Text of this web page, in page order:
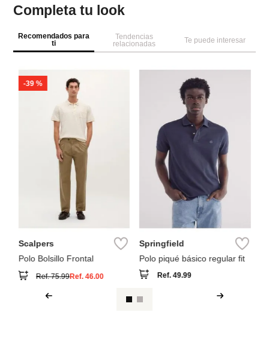
Completa tu look
Recomendados para
ti
Tendencias
relacionadas
Te puede interesar
-39 %
Scalpers
Polo Bolsillo Frontal
Ref.75.99Ref.46.00
Springfield
Polo piqué básico regular fit
Ref.49.99